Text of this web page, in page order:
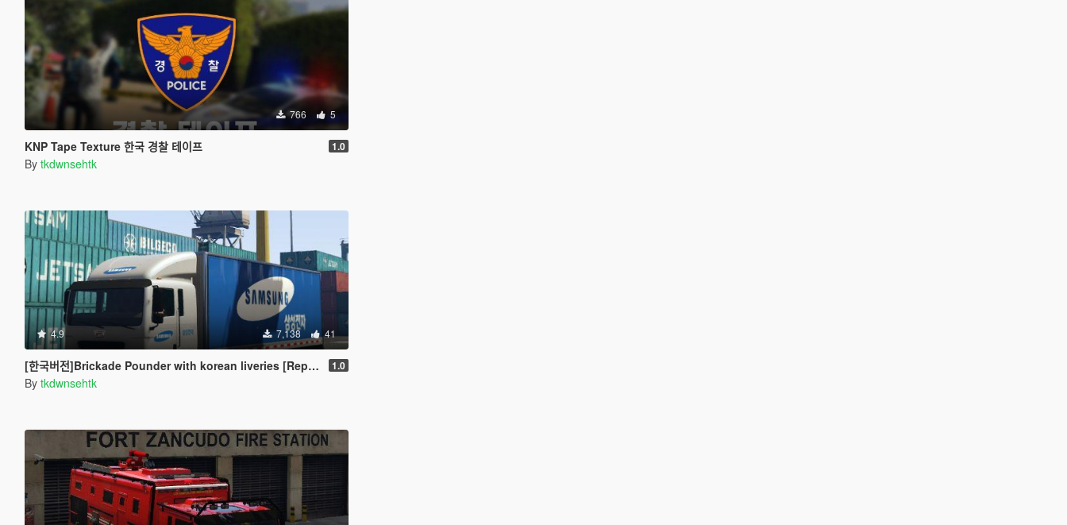
766 5
KNP Tape Texture 한국 경찰 테이프 1.0
By tkdwnsehtk
4.9 7,138 41
[한국버전]Brickade Pounder with korean liveries [Replace] 1.0
By tkdwnsehtk